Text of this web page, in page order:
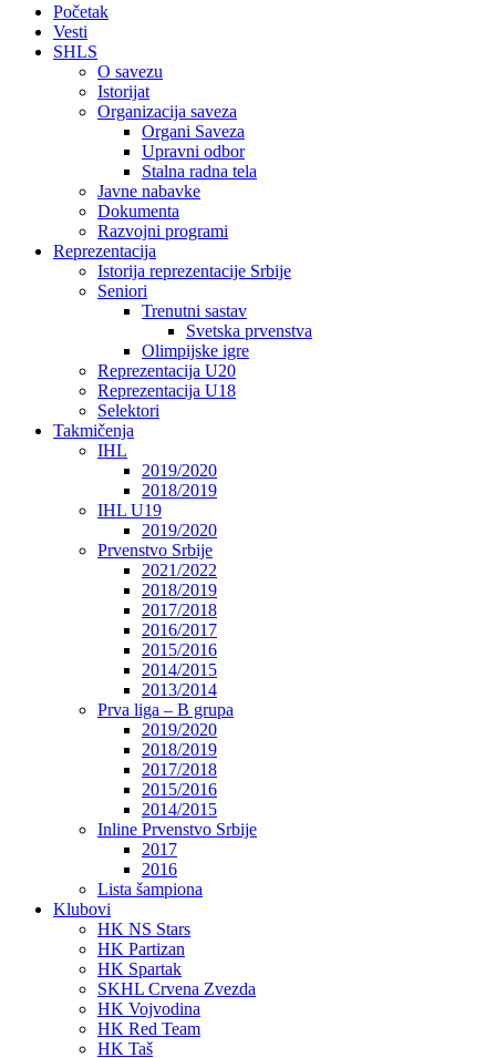
Početak
Vesti
SHLS
O savezu
Istorijat
Organizacija saveza
Organi Saveza
Upravni odbor
Stalna radna tela
Javne nabavke
Dokumenta
Razvojni programi
Reprezentacija
Istorija reprezentacije Srbije
Seniori
Trenutni sastav
Svetska prvenstva
Olimpijske igre
Reprezentacija U20
Reprezentacija U18
Selektori
Takmičenja
IHL
2019/2020
2018/2019
IHL U19
2019/2020
Prvenstvo Srbije
2021/2022
2018/2019
2017/2018
2016/2017
2015/2016
2014/2015
2013/2014
Prva liga – B grupa
2019/2020
2018/2019
2017/2018
2015/2016
2014/2015
Inline Prvenstvo Srbije
2017
2016
Lista šampiona
Klubovi
HK NS Stars
HK Partizan
HK Spartak
SKHL Crvena Zvezda
HK Vojvodina
HK Red Team
HK Taš